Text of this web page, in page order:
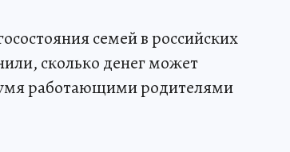
семей в российских
сколько денег может
работающими родителями